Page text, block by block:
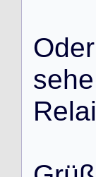
Oder
sehe
Relai